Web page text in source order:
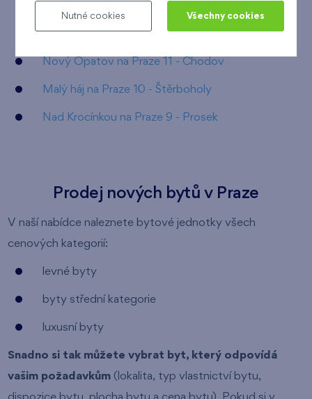
Harfa Park na Praze 9 - Vysočany
Rezidence U Šárky na Praze 6 - Ruzyně
Nový Opatov na Praze 11 - Chodov
Malý háj na Praze 10 - Štěrboholy
Nad Krocínkou na Praze 9 - Prosek
Prodej nových bytů v Praze
V naší nabídce naleznete bytové jednotky všech
cenových kategorií:
levné byty
byty střední kategorie
luxusní byty
Snadno si tak můžete vybrat byt, který odpovídá
vašim požadavkům (lokalita, typ vlastnictví bytu,
Nutné cookies Všechny cookies